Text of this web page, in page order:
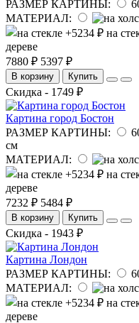
РАЗМЕР КАРТИНЫ:
МАТЕРИАЛ:
на
дереве
7880 ₽ 5397 ₽
В корзину Купить
Скидка - 1749 ₽
Картина город Бостон
РАЗМЕР КАРТИНЫ:
см
МАТЕРИАЛ:
на
дереве
7232 ₽ 5484 ₽
В корзину Купить
Скидка - 1943 ₽
Картина Лондон
РАЗМЕР КАРТИНЫ:
МАТЕРИАЛ:
на
дереве